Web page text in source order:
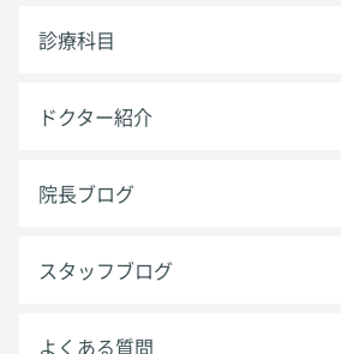
診療科目
ドクター紹介
院長ブログ
スタッフブログ
よくある質問